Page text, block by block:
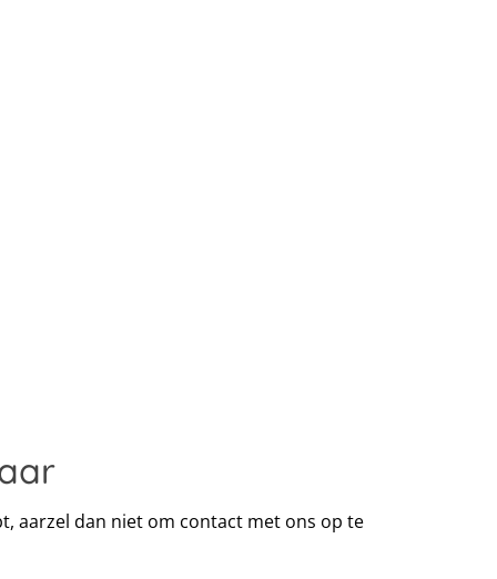
aarzel dan niet om contact met ons op te